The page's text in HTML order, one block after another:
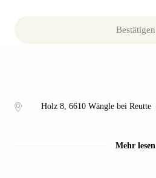
Bestätigen
Holz 8, 6610 Wängle bei Reutte
Mehr lesen